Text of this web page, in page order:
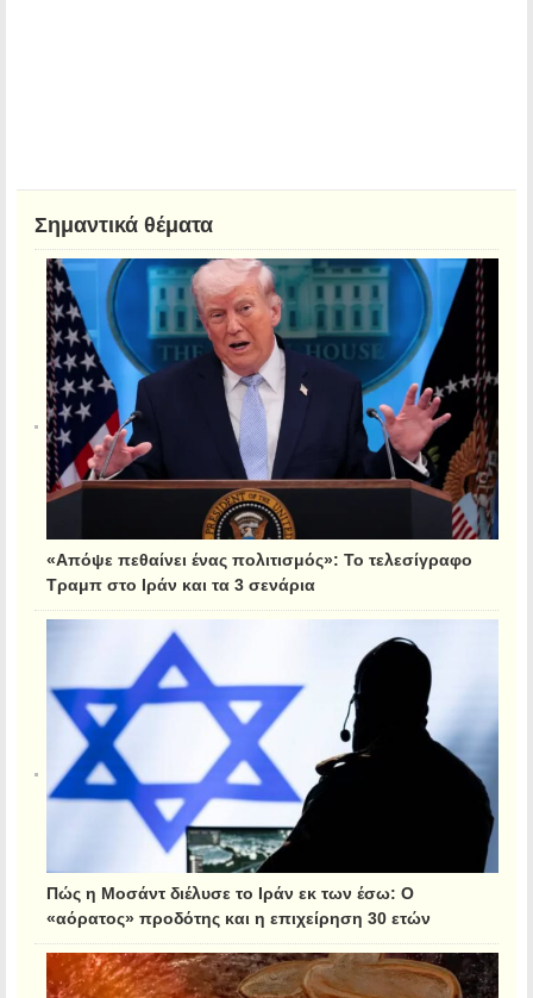
Σημαντικά θέματα
«Απόψε πεθαίνει ένας πολιτισμός»: Το τελεσίγραφο
Τραμπ στο Ιράν και τα 3 σενάρια
Πώς η Μοσάντ διέλυσε το Ιράν εκ των έσω: Ο
«αόρατος» προδότης και η επιχείρηση 30 ετών